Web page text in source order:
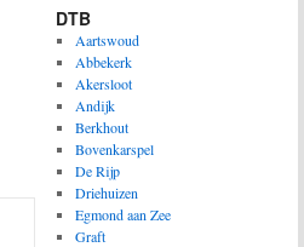
DTB
Aartswoud
Abbekerk
Akersloot
Andijk
Berkhout
Bovenkarspel
De Rijp
Driehuizen
Egmond aan Zee
Graft